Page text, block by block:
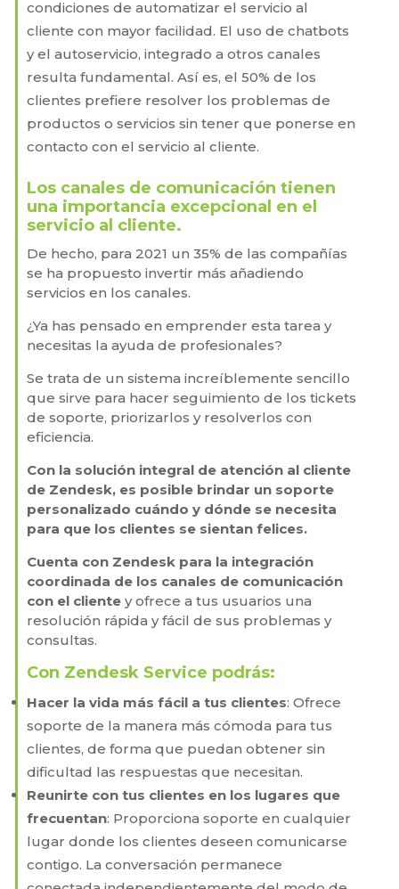
condiciones de automatizar el servicio al
cliente con mayor facilidad. El uso de chatbots
y el autoservicio, integrado a otros canales
resulta fundamental. Así es, el 50% de los
clientes prefiere resolver los problemas de
productos o servicios sin tener que ponerse en
contacto con el servicio al cliente.
Los canales de comunicación tienen
una importancia excepcional en el
servicio al cliente.
De hecho, para 2021 un 35% de las compañías
se ha propuesto invertir más añadiendo
servicios en los canales.
¿Ya has pensado en emprender esta tarea y
necesitas la ayuda de profesionales?
Se trata de un sistema increíblemente sencillo
que sirve para hacer seguimiento de los tickets
de soporte, priorizarlos y resolverlos con
eficiencia.
Con la solución integral de atención al cliente
de Zendesk, es posible brindar un soporte
personalizado cuándo y dónde se necesita
para que los clientes se sientan felices.
Cuenta con Zendesk para la integración
coordinada de los canales de comunicación
con el cliente y ofrece a tus usuarios una
resolución rápida y fácil de sus problemas y
consultas.
Con Zendesk Service podrás:
Hacer la vida más fácil a tus clientes: Ofrece
soporte de la manera más cómoda para tus
clientes, de forma que puedan obtener sin
dificultad las respuestas que necesitan.
Reunirte con tus clientes en los lugares que
frecuentan: Proporciona soporte en cualquier
lugar donde los clientes deseen comunicarse
contigo. La conversación permanece